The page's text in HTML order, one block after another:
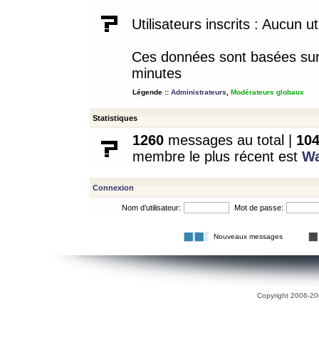
Utilisateurs inscrits : Aucun
Ces données sont basées
minutes
Légende :: Administrateurs Modérateurs globaux
Statistiques
1260 messages au total | 104
membre le plus récent est
Connexion
Nom d’utilisateur: Mot de passe:
Nouveaux messages
Copyright 2006-